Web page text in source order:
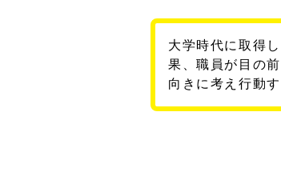
大学時代に取得
果、職員が目の
向きに考え行動